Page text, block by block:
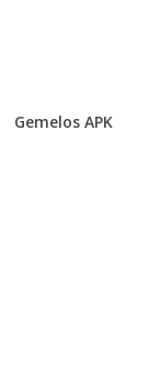
Gemelos APK